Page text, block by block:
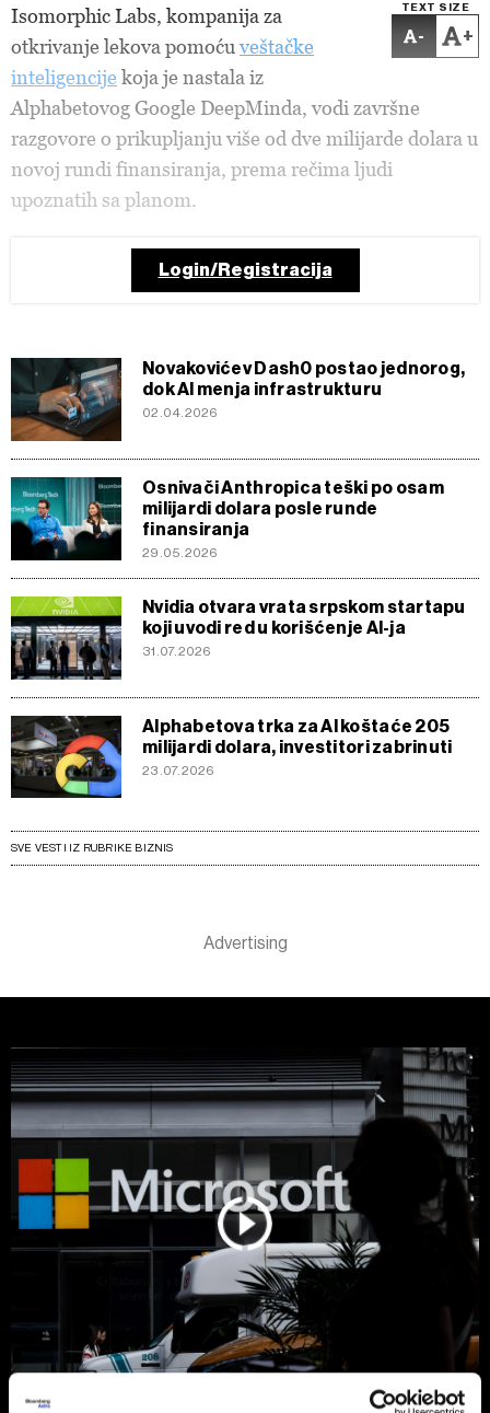
TEXT SIZE
- +
Isomorphic Labs, kompanija za
otkrivanje lekova pomoćuveštačke
inteligencije koja je nastala iz
Alphabetovog Google DeepMinda, vodi završne
razgovore o prikupljanju više od dve milijarde dolara u
novoj rundi finansiranja, prema rečima ljudi
upoznatih sa planom.
Login/Registracija
Novakovićev Dash0 postao jednorog,
dok AI menja infrastrukturu
02.04.2026
Osnivači Anthropica teški po osam
milijardi dolara posle runde
finansiranja
29.05.2026
Nvidia otvara vrata srpskom startapu
koji uvodi red u korišćenje AI-ja
31.07.2026
Alphabetova trka za AI koštaće 205
milijardi dolara, investitori zabrinuti
23.07.2026
SVE VESTI IZ RUBRIKE BIZNIS